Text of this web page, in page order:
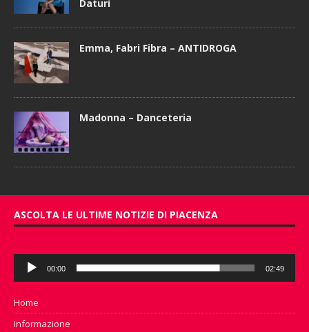
Daturi
Emma, Fabri Fibra – ANTIDROGA
Madonna – Danceteria
ASCOLTA LE ULTIME NOTIZIE DI PIACENZA
Audio
Player
00:00 02:49
Home
Informazione